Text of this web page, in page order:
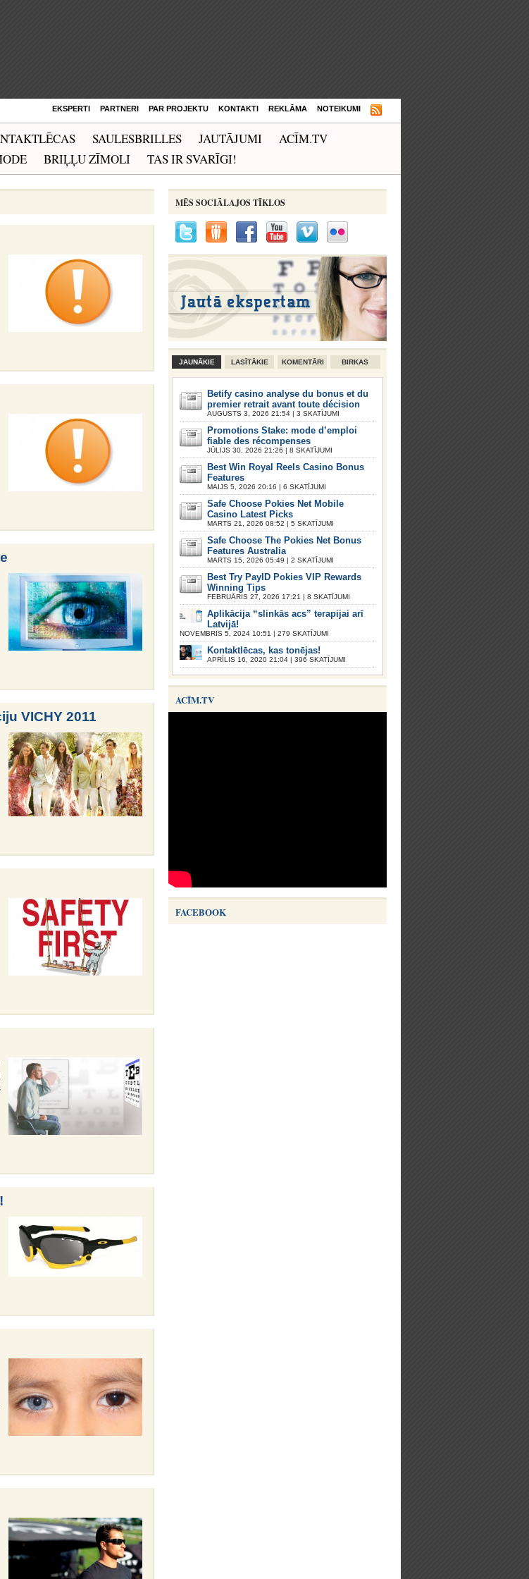
EKSPERTI PARTNERI PAR PROJEKTU KONTAKTI REKLĀMA NOTEIKUMI
SAULESBRILLES JAUTĀJUMI
ACĪM.TV
BRIĻĻU ZĪMOLI TAS IR SVARĪGI!
VICHY 2011
MĒS SOCIĀLAJOS TĪKLOS
JAUNĀKIE LASĪTĀKIE KOMENTĀRI BIRKAS
Betify casino analyse du bonus et du
premier retrait avant toute décision
AUGUSTS 3, 2026 21:54 | 3 SKATĪJUMI
Promotions Stake: mode d’emploi
fiable des récompenses
JŪLIJS 30, 2026 21:26 | 8 SKATĪJUMI
Best Win Royal Reels Casino Bonus
Features
MAIJS 5, 2026 20:16 | 6 SKATĪJUMI
Safe Choose Pokies Net Mobile
Casino Latest Picks
MARTS 21, 2026 08:52 | 5 SKATĪJUMI
Safe Choose The Pokies Net Bonus
Features Australia
MARTS 15, 2026 05:49 | 2 SKATĪJUMI
Best Try PayID Pokies VIP Rewards
Winning Tips
FEBRUĀRIS 27, 2026 17:21 | 8 SKATĪJUMI
Aplikācija “slinkās acs” terapijai arī
Latvijā!
NOVEMBRIS 5, 2024 10:51 | 279 SKATĪJUMI
Kontaktlēcas, kas tonējas!
APRĪLIS 16, 2020 21:04 | 396 SKATĪJUMI
ACĪM.TV
FACEBOOK